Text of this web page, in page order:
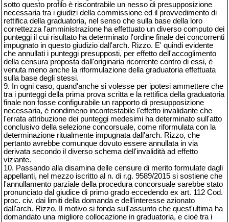
sotto questo profilo è riscontrabile un nesso di presupposizione
necessaria tra i giudizi della commissione ed il provvedimento di
rettifica della graduatoria, nel senso che sulla base della loro
correttezza l'amministrazione ha effettuato un diverso computo dei
punteggi il cui risultato ha determinato l'ordine finale dei concorrenti
impugnato in questo giudizio dall'arch. Rizzo. E' quindi evidente
che annullati i punteggi presupposti, per effetto dell'accoglimento
della censura proposta dall'originaria ricorrente contro di essi, è
venuta meno anche la riformulazione della graduatoria effettuata
sulla base degli stessi.
9. In ogni caso, quand'anche si volesse per ipotesi ammettere che
tra i punteggi della prima prova scritta e la rettifica della graduatoria
finale non fosse configurabile un rapporto di presupposizione
necessaria, è nondimeno incontestabile l'effetto invalidante che
l'errata attribuzione dei punteggi medesimi ha determinato sull'atto
conclusivo della selezione concorsuale, come riformulata con la
determinazione ritualmente impugnata dall'arch. Rizzo, che
pertanto avrebbe comunque dovuto essere annullata in via
derivata secondo il diverso schema dell'invalidità ad effetto
viziante.
10. Passando alla disamina delle censure di merito formulate dagli
appellanti, nel mezzo iscritto al n. di r.g. 9589/2015 si sostiene che
l'annullamento parziale della procedura concorsuale sarebbe stato
pronunciato dal giudice di primo grado eccedendo ex art. 112 Cod.
proc. civ. dai limiti della domanda e dell'interesse azionato
dall'arch. Rizzo. Il motivo si fonda sull'assunto che quest'ultima ha
domandato una migliore collocazione in graduatoria, e cioè tra i